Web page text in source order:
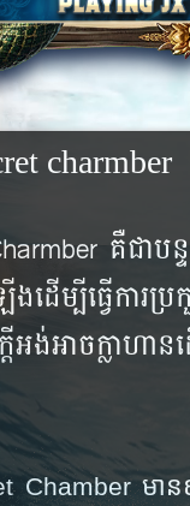
charmber
គឺជា
ើម្បី​ធ្វើការ​ប្
ង់​អាច​ក្លាហាន​
Chamber ម